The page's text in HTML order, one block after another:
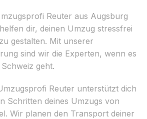
Reuter aus Augsburg
dir, deinen Umzug stressfrei
gestalten. Mit unserer
sind wir die Experten, wenn es
geht.
Reuter unterstützt dich
Schritten deines Umzugs von
Wir planen den Transport deiner